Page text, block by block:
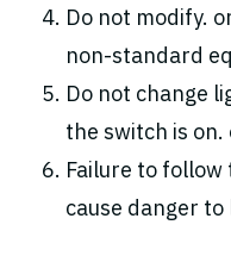
Do not modify.
non-standard
Do not change
the switch is
Failure to
cause danger